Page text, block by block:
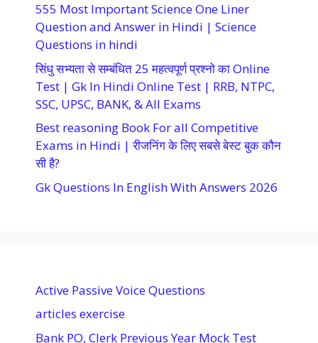
555 Most Important Science One Liner
Question and Answer in Hindi | Science
Questions in hindi
सिंधु सभ्यता से सम्बंधित 25 महत्वपूर्ण प्रश्नो का Online
Test | Gk In Hindi Online Test | RRB, NTPC,
SSC, UPSC, BANK, & All Exams
Best reasoning Book For all Competitive
Exams in Hindi | रीजनिंग के लिए सबसे बेस्ट बुक कौन
सी है?
Gk Questions In English With Answers 2026
Active Passive Voice Questions
articles exercise
Bank PO, Clerk Previous Year Mock Test